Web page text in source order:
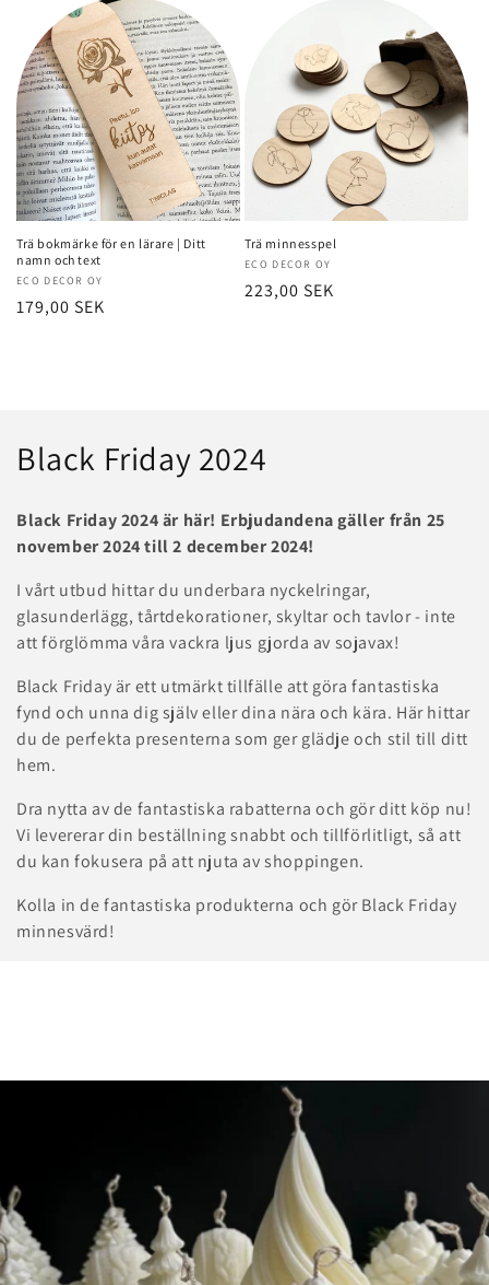
Trä bokmärke för en lärare | Ditt
namn och text
Säljare:
ECO DECOR OY
Normalt
179,00 SEK
Trä minnesspel
Säljare:
ECO DECOR OY
Normalt
223,00 SEK
S
m
l
i
n
g
:
Black Friday 2024
Black Friday 2024 är här! Erbjudandena gäller från 25
november 2024 till 2 december 2024!
I vårt utbud hittar du underbara nyckelringar,
glasunderlägg, tårtdekorationer, skyltar och tavlor - inte
att förglömma våra vackra ljus gjorda av sojavax!
Black Friday är ett utmärkt tillfälle att göra fantastiska
fynd och unna dig själv eller dina nära och kära. Här hittar
du de perfekta presenterna som ger glädje och stil till ditt
hem.
Dra nytta av de fantastiska rabatterna och gör ditt köp nu!
Vi levererar din beställning snabbt och tillförlitligt, så att
du kan fokusera på att njuta av shoppingen.
Kolla in de fantastiska produkterna och gör Black Friday
minnesvärd!